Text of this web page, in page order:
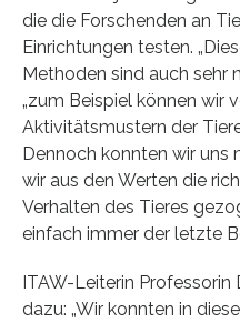
die die Forschenden an
Einrichtungen testen.
Methoden sind auch sehr
„zum Beispiel können wir
Aktivitätsmustern der
Dennoch konnten wir uns
wir aus den Werten die
Verhalten des Tieres
einfach immer der letzte
ITAW-Leiterin Professorin
dazu: „Wir konnten in